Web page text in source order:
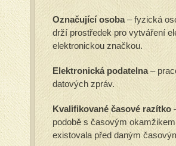
Označující osoba– fyzická
drží prostředek pro vytváření
elektronickou značkou.
Elektronická podatelna–
datových zpráv.
Kvalifikované časové razítko
podobě s časovým
existovala před daným